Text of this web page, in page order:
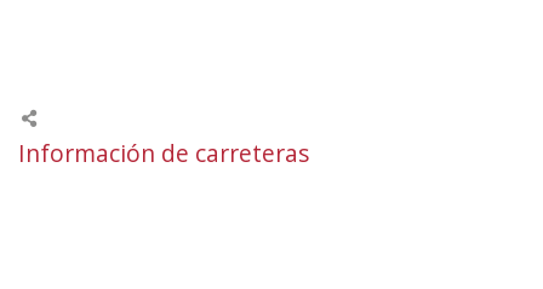
Información de carreteras